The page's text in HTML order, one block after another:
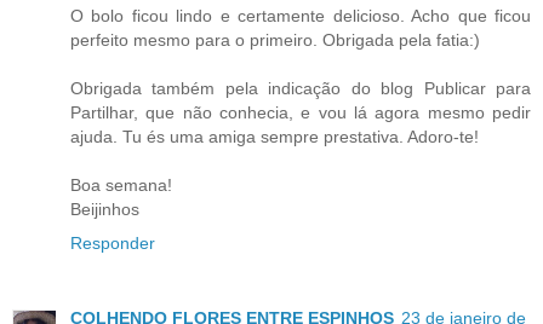
O bolo ficou lindo e certamente delicioso. Acho que ficou
perfeito mesmo para o primeiro. Obrigada pela fatia:)
Obrigada também pela indicação do blog Publicar para
Partilhar, que não conhecia, e vou lá agora mesmo pedir
ajuda. Tu és uma amiga sempre prestativa. Adoro-te!
Boa semana!
Beijinhos
Responder
COLHENDO FLORES ENTRE ESPINHOS 23 de janeiro de